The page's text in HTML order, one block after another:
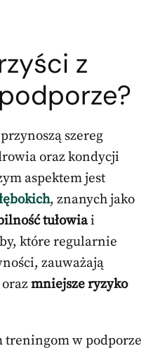
z
szereg
oraz kondycji
aspektem jest
, znanych jako
tułowiai
które regularnie
zauważają
orazmniejsze ryzyko
treningom w podporze